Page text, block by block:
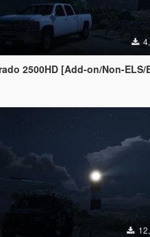
2500HD [Add-on/Non-ELS/Blue-